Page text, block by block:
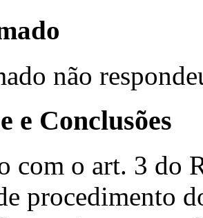
não
e Conclusões
com o art. 3 do
procedimento